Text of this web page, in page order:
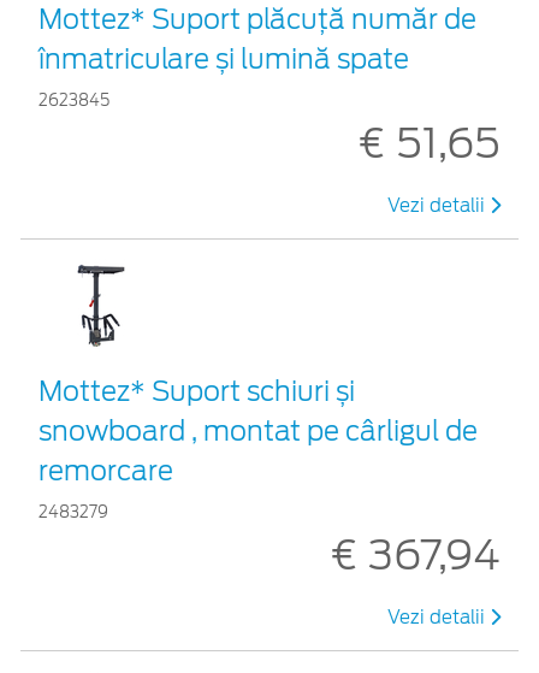
Mottez* Suport plăcuță număr de
înmatriculare și lumină spate
2623845
€ 51,65
Vezi detalii
Mottez* Suport schiuri și
snowboard , montat pe cârligul de
remorcare
2483279
€ 367,94
Vezi detalii